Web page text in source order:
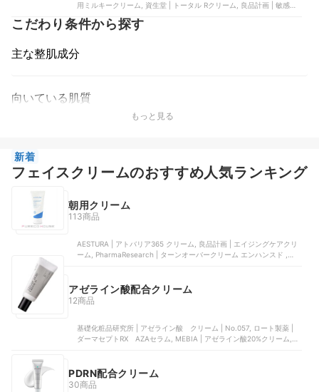
用ミルキークリーム, 資生堂 | トータル Rクリーム, 良品計画 | 敏感肌
用クリーム, 資生堂 | トータルＶ ファーミングクリーム
こだわり条件から探す
主な整肌成分
向いている肌質
もっと見る
新着
フェイスクリームのおすすめ人気ランキング
朝用クリーム
113商品
AESTURA | アトバリア365 クリーム, 良品計画 | エイジングケアクリ
ーム, PharmaResearch | ターンオーバークリーム エンハンスド ,
アゼライン酸配合クリーム
12商品
基礎化粧品研究所 | アゼライン酸 クリーム | No.057, ロート製薬 |
ダーマセプトRX AZAセラム, MEBIA | アゼライン酸20%クリーム,
PDRN配合クリーム
30商品